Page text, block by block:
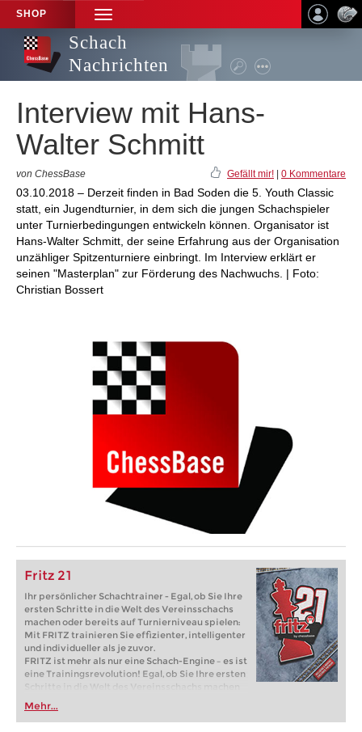
SHOP
TOGGLE
NAVIGATION
Schach
Nachrichten
Interview mit Hans-
Walter Schmitt
von ChessBase Gefällt mir! 0 Kommentare
03.10.2018 – Derzeit finden in Bad Soden die 5. Youth Classic
statt, ein Jugendturnier, in dem sich die jungen Schachspieler
unter Turnierbedingungen entwickeln können. Organisator ist
Hans-Walter Schmitt, der seine Erfahrung aus der Organisation
unzähliger Spitzenturniere einbringt. Im Interview erklärt er
seinen "Masterplan" zur Förderung des Nachwuchs. | Foto:
Christian Bossert
Fritz 21
Ihr persönlicher Schachtrainer - Egal, ob Sie Ihre
ersten Schritte in die Welt des Vereinsschachs
machen oder bereits auf Turnierniveau spielen:
Mit FRITZ trainieren Sie effizienter, intelligenter
und individueller als je zuvor.
FRITZ ist mehr als nur eine Schach-Engine – es ist
eine Trainingsrevolution! Egal, ob Sie Ihre ersten
Schritte in die Welt des Vereinsschachs machen
oder bereits auf Turnierniveau spielen: Mit
FRITZ trainieren Sie effizienter, intelligenter und
individueller als je zuvor.
Mehr...